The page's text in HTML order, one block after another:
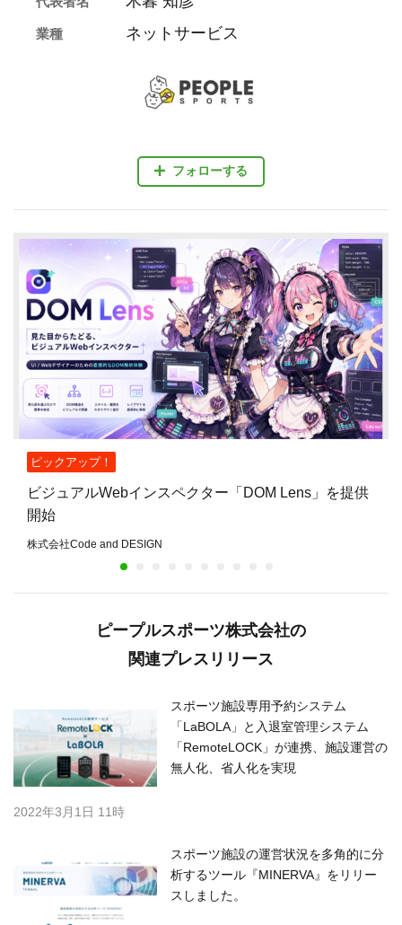
フォローする
業種 ネットサービス
ピックアップ！
ビジュアルWebインスペクター「DOM Lens」を提供
開始
株式会社Code and DESIGN
ピープルスポーツ株式会社の
関連プレスリリース
スポーツ施設専用予約システム
「LaBOLA」と入退室管理システム
「RemoteLOCK」が連携、施設運営の
無人化、省人化を実現
2022年3月1日 11時
スポーツ施設の運営状況を多角的に分
析するツール『MINERVA』をリリー
スしました。